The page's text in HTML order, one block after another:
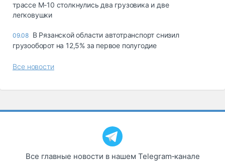
трассе М-10 столкнулись два грузовика и две
легковушки
09.08 В Рязанской области автотранспорт снизил
грузооборот на 12,5% за первое полугодие
Все новости
Все главные новости в нашем Telegram‑канале